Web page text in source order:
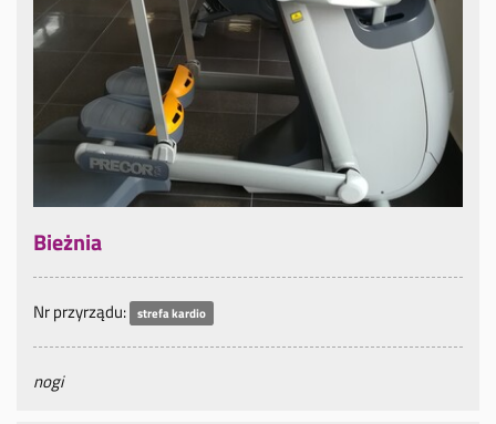
Bieżnia
Nr przyrządu: strefa kardio
nogi